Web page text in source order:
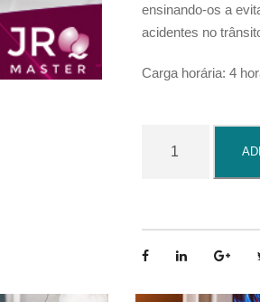
ensinando-os a
acidentes no
Carga horária: 4
ç
ã
P